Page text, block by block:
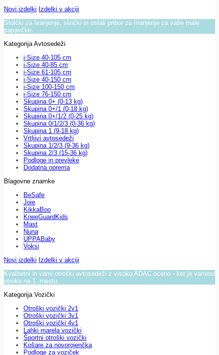
Novi izdelki Izdelki v akciji
Stolčki za hranjenje, slinčki in ostali pribor za hranjenje za vaše male
papavčke.
Kategorija Avtosedeži
i-Size 40-105 cm
i-Size 40-85 cm
i-Size 61-105 cm
i-Size 40-150 cm
i-Size 100-150 cm
i-Size 76-150 cm
Skupina 0+ (0-13 kg)
Skupina 0+/1 (0-18 kg)
Skupina 0+/1/2 (0-25 kg)
Skupina 0/1/2/3 (0-36 kg)
Skupina 1 (9-18 kg)
Vrtljivi avtosedeži
Skupina 1/2/3 (9-36 kg)
Skupina 2/3 (15-36 kg)
Podloge in prevleke
Dodatna oprema
Blagovne znamke
BeSafe
Joie
KikkaBoo
KneeGuardKids
Mast
Nuna
UPPABaby
Voksi
Novi izdelki Izdelki v akciji
Kvalitetni in varni otroški avtosedeži z visoko ADAC oceno - ker je varnost
otroka na 1. mestu.
Kategorija Vozički
Otroški vozički 2v1
Otroški vozički 3v1
Otroški vozički 4v1
Lahki marela vozički
Športni otroški vozički
Košare za novorojenčka
Podloge za voziček